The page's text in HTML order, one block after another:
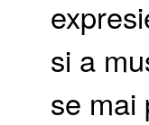
si a
se mai